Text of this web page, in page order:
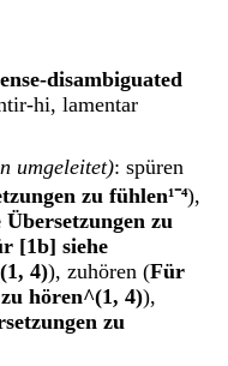
disambiguated
hi, lamentar
umgeleitet): spüren
zu fühlen¹⁻⁴),
zu
[1b] siehe
4)), zuhören (Für
hören^(1, 4)),
zu